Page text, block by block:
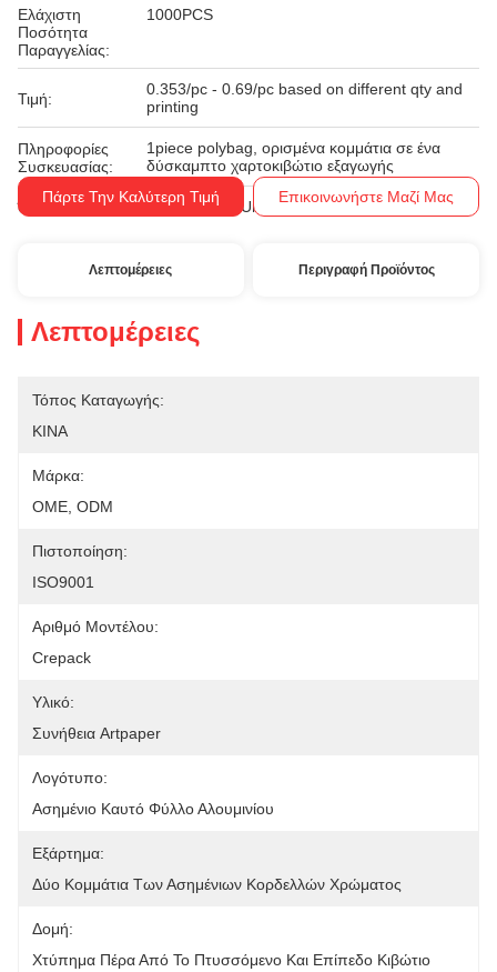
Ελάχιστη
Ποσότητα
Παραγγελίας:
1000PCS
Τιμή:
0.353/pc - 0.69/pc based on different qty and
printing
Πληροφορίες
Συσκευασίας:
1piece polybag, ορισμένα κομμάτια σε ένα
δύσκαμπτο χαρτοκιβώτιο εξαγωγής
Όροι Πληρωμής: T/T, Western Union
Πάρτε Την Καλύτερη Τιμή Επικοινωνήστε Μαζί Μας
Λεπτομέρειες Περιγραφή Προϊόντος
Λεπτομέρειες
Τόπος Καταγωγής:
ΚΙΝΑ
Μάρκα:
OME, ODM
Πιστοποίηση:
ISO9001
Αριθμό Μοντέλου:
Crepack
Υλικό:
Συνήθεια Artpaper
Λογότυπο:
Ασημένιο Καυτό Φύλλο Αλουμινίου
Εξάρτημα:
Δύο Κομμάτια Των Ασημένιων Κορδελλών Χρώματος
Δομή:
Χτύπημα Πέρα Από Το Πτυσσόμενο Και Επίπεδο Κιβώτιο